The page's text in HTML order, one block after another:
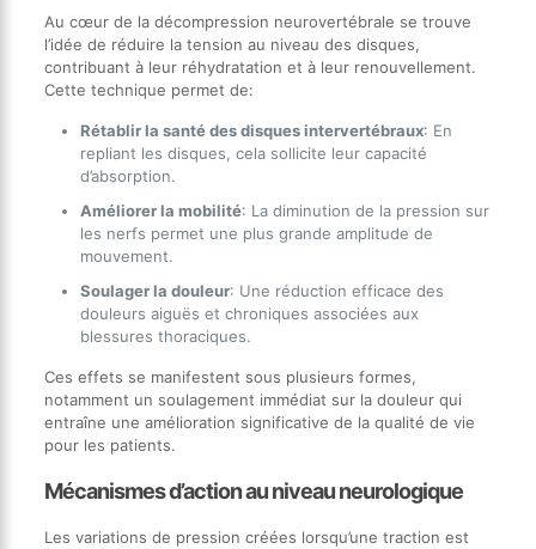
Au cœur de la décompression neurovertébrale se trouve
l’idée de réduire la tension au niveau des disques,
contribuant à leur réhydratation et à leur renouvellement.
Cette technique permet de:
Rétablir la santé des disques intervertébraux: En
repliant les disques, cela sollicite leur capacité
d’absorption.
Améliorer la mobilité: La diminution de la pression sur
les nerfs permet une plus grande amplitude de
mouvement.
Soulager la douleur: Une réduction efficace des
douleurs aiguës et chroniques associées aux
blessures thoraciques.
Ces effets se manifestent sous plusieurs formes,
notamment un soulagement immédiat sur la douleur qui
entraîne une amélioration significative de la qualité de vie
pour les patients.
Mécanismes d’action au niveau neurologique
Les variations de pression créées lorsqu’une traction est